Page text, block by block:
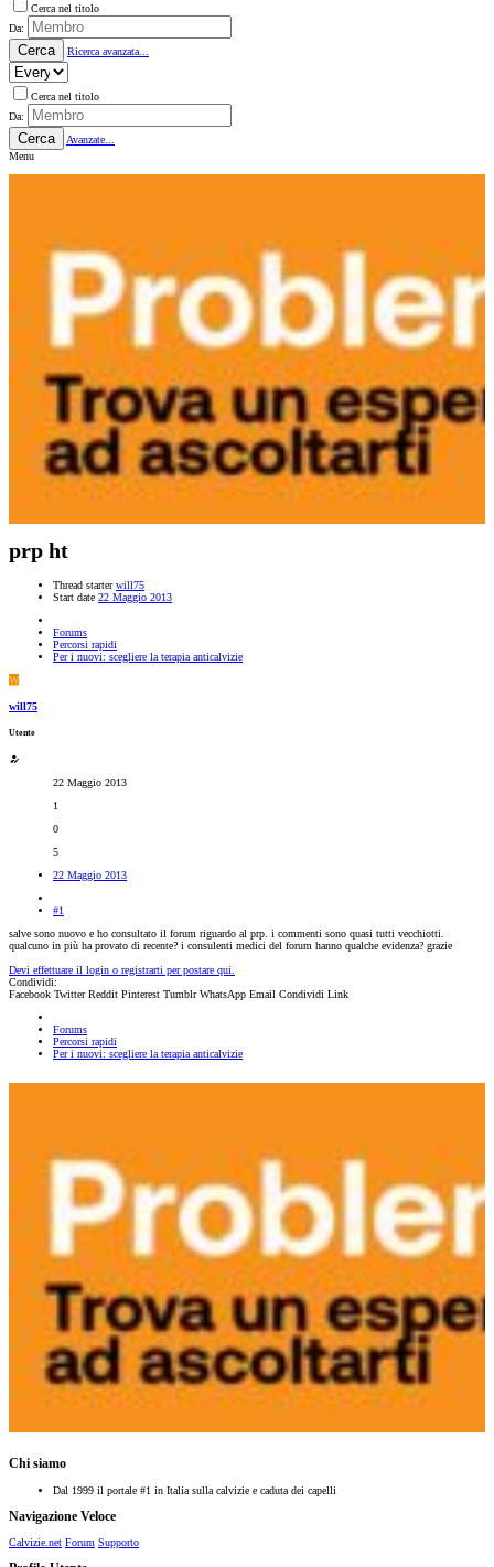
Cerca nel titolo
Da:
Cerca Ricerca avanzata...
Cerca nel titolo
Da:
Cerca
Avanzate...
Menu
prp ht
Thread starter will75
Start date 22 Maggio 2013
Forums
Percorsi rapidi
Per i nuovi: scegliere la terapia anticalvizie
W
will75
Utente
22 Maggio 2013
1
0
5
22 Maggio 2013
#1
salve sono nuovo e ho consultato il forum riguardo al prp. i commenti sono quasi tutti vecchiotti.
qualcuno in più ha provato di recente? i consulenti medici del forum hanno qualche evidenza? grazie
Devi effettuare il login o registrarti per postare qui.
Condividi:
Facebook Twitter Reddit Pinterest Tumblr WhatsApp Email Condividi Link
Forums
Percorsi rapidi
Per i nuovi: scegliere la terapia anticalvizie
Chi siamo
Dal 1999 il portale #1 in Italia sulla calvizie e caduta dei capelli
Navigazione Veloce
Calvizie.net Forum Supporto